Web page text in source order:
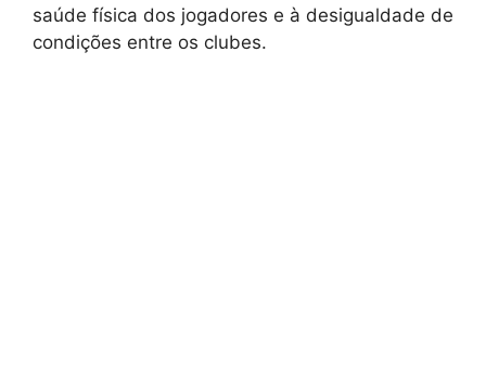
saúde física dos jogadores e à desigualdade de
condições entre os clubes.